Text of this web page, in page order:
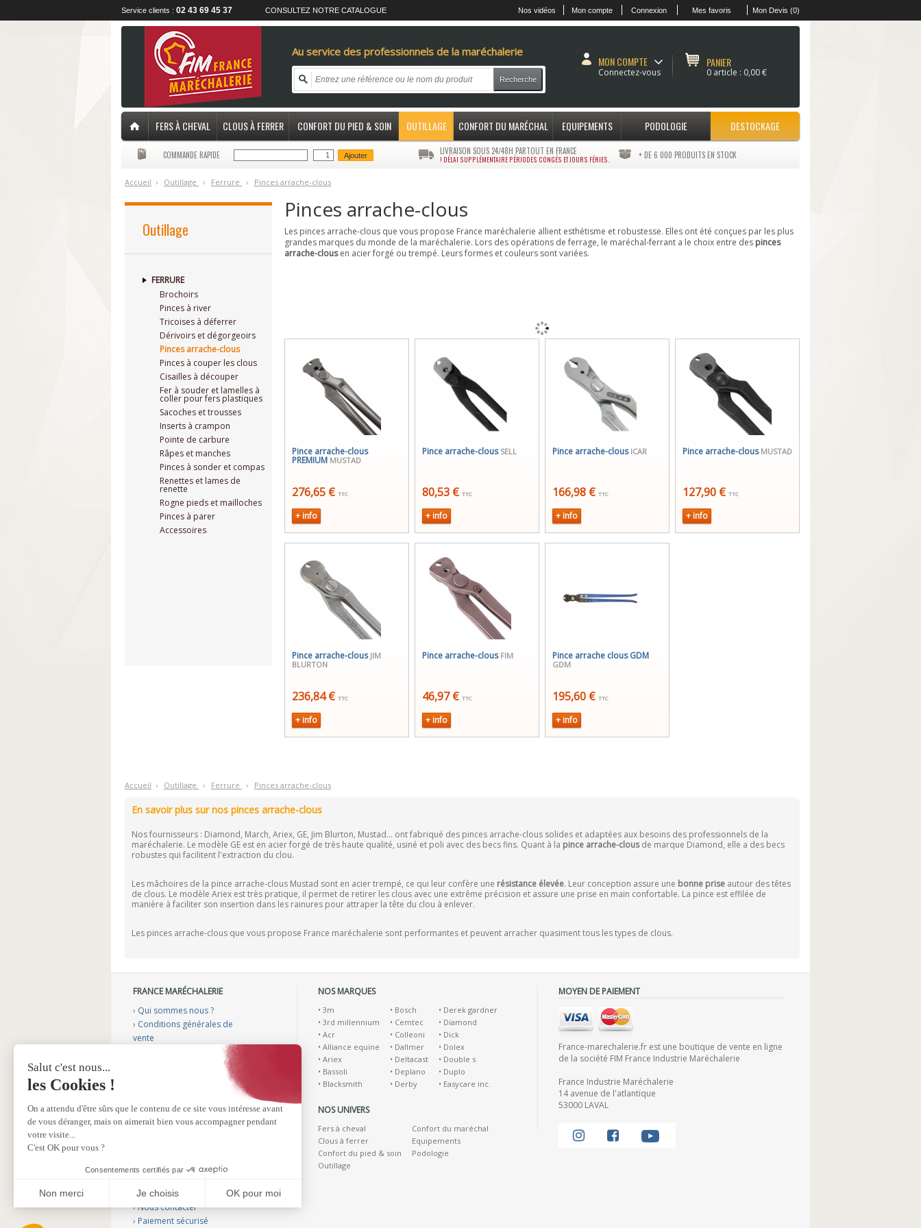
Service clients : 02 43 69 45 37 CONSULTEZ NOTRE CATALOGUE Nos vidéos Mon compte Connexion Mes favoris Mon Devis (0)
Au service des professionnels de la maréchalerie
Recherche
MON COMPTE
Connectez-vous
PANIER
0 article : 0,00 €
FERS À CHEVAL CLOUS À FERRER CONFORT DU PIED & SOIN OUTILLAGE CONFORT DU MARÉCHAL EQUIPEMENTS PODOLOGIE DESTOCKAGE
COMMANDE RAPIDE Ajouter LIVRAISON SOUS 24/48H PARTOUT EN FRANCE
! DÉLAI SUPPLÉMENTAIRE PÉRIODES CONGÉS ET JOURS FÉRIES. + DE 6 000 PRODUITS EN STOCK
Accueil › Outillage › Ferrure › Pinces arrache-clous
Outillage
FERRURE
Brochoirs
Pinces à river
Tricoises à déferrer
Dérivoirs et dégorgeoirs
Pinces arrache-clous
Pinces à couper les clous
Cisailles à découper
Fer à souder et lamelles à
coller pour fers plastiques
Sacoches et trousses
Inserts à crampon
Pointe de carbure
Râpes et manches
Pinces à sonder et compas
Renettes et lames de
renette
Rogne pieds et mailloches
Pinces à parer
Accessoires
Pinces arrache-clous
Les pinces arrache-clous que vous propose France maréchalerie allient esthétisme et robustesse. Elles ont été conçues par les plus
grandes marques du monde de la maréchalerie. Lors des opérations de ferrage, le maréchal-ferrant a le choix entre des pinces
arrache-clousen acier forgé ou trempé. Leurs formes et couleurs sont variées.
Pince arrache-clous
PREMIUM MUSTAD
276,65 € TTC
+ info
Pince arrache-clous SELL
80,53 € TTC
+ info
Pince arrache-clous ICAR
166,98 € TTC
+ info
Pince arrache-clous MUSTAD
127,90 € TTC
+ info
Pince arrache-clous JIM
BLURTON
236,84 € TTC
+ info
Pince arrache-clous FIM
46,97 € TTC
+ info
Pince arrache clous GDM
GDM
195,60 € TTC
+ info
Accueil › Outillage › Ferrure › Pinces arrache-clous
En savoir plus sur nos pinces arrache-clous
Nos fournisseurs : Diamond, March, Ariex, GE, Jim Blurton, Mustad... ont fabriqué des pinces arrache-clous solides et adaptées aux besoins des professionnels de la
maréchalerie. Le modèle GE est en acier forgé de très haute qualité, usiné et poli avec des becs fins. Quant à la pince arrache-clousde marque Diamond, elle a des becs
robustes qui facilitent l'extraction du clou.
Les mâchoires de la pince arrache-clous Mustad sont en acier trempé, ce qui leur confère une résistance élevée. Leur conception assure une bonne prise autour des têtes
de clous. Le modèle Ariex est très pratique, il permet de retirer les clous avec une extrême précision et assure une prise en main confortable. La pince est effilée de
manière à faciliter son insertion dans les rainures pour attraper la tête du clou à enlever.
Les pinces arrache-clous que vous propose France maréchalerie sont performantes et peuvent arracher quasiment tous les types de clous.
FRANCE MARÉCHALERIE
› Qui sommes nous ?
› Conditions générales de
vente
›Sélection aménagement
véhicule
SERVICE CLIENTS
›Nous contacter
› Paiement sécurisé
NOS MARQUES
• 3m
• 3rd millennium
• Acr
• Alliance equine
• Ariex
• Bassoli
• Blacksmith
• Bosch
• Cemtec
• Colleoni
• Dallmer
• Deltacast
• Deplano
• Derby
• Derek gardner
• Diamond
• Dick
• Dolex
• Double s
• Duplo
• Easycare inc.
NOS UNIVERS
Fers à cheval
Clous à ferrer
Confort du pied & soin
Outillage
Confort du maréchal
Equipements
Podologie
MOYEN DE PAIEMENT
France-marechalerie.fr est une boutique de vente en ligne
de la société FIM France Industrie Maréchalerie
France Industrie Maréchalerie
14 avenue de l'atlantique
53000 LAVAL